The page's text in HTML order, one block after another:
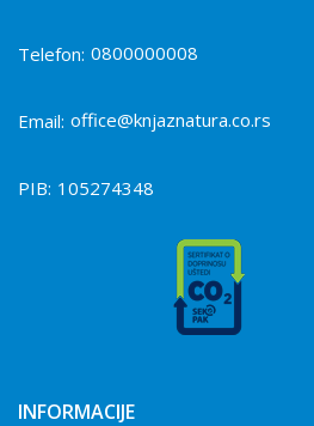
Telefon: 0800000008
Email: office@knjaznatura.co.rs
PIB: 105274348
INFORMACIJE